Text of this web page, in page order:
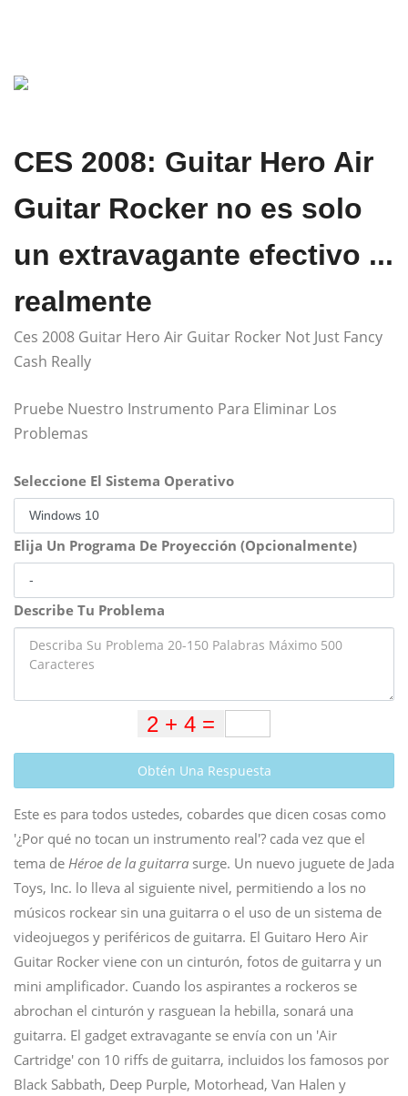
CES 2008: Guitar Hero Air
Guitar Rocker no es solo
un extravagante efectivo ...
realmente
Ces 2008 Guitar Hero Air Guitar Rocker Not Just Fancy
Cash Really
Pruebe Nuestro Instrumento Para Eliminar Los
Problemas
Seleccione El Sistema Operativo
Elija Un Programa De Proyección (Opcionalmente)
Describe Tu Problema
Obtén Una Respuesta
Este es para todos ustedes, cobardes que dicen cosas como
'¿Por qué no tocan un instrumento real'? cada vez que el
tema de Héroe de la guitarra surge. Un nuevo juguete de Jada
Toys, Inc. lo lleva al siguiente nivel, permitiendo a los no
músicos rockear sin una guitarra o el uso de un sistema de
videojuegos y periféricos de guitarra. El Guitaro Hero Air
Guitar Rocker viene con un cinturón, fotos de guitarra y un
mini amplificador. Cuando los aspirantes a rockeros se
abrochan el cinturón y rasguean la hebilla, sonará una
guitarra. El gadget extravagante se envía con un 'Air
Cartridge' con 10 riffs de guitarra, incluidos los famosos por
Black Sabbath, Deep Purple, Motorhead, Van Halen y